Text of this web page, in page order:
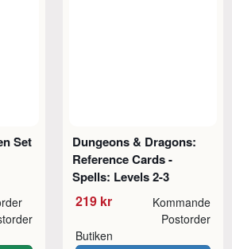
Set
Dungeons & Dragons:
Reference Cards -
Spells: Levels 2-3
219 kr Kommande
Butiken
Postorder